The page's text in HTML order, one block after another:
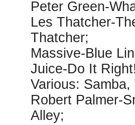
Peter Green-
Les Thatcher-
Thatcher;
Massive-Blue
Juice-Do It
Various:
Robert Palmer-
Alley;